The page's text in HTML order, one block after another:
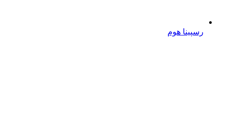
رسپینا هوم